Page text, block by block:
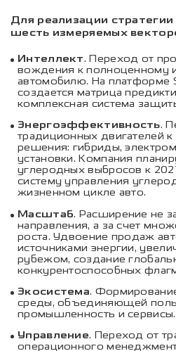
Для реализации
шесть измеряемых
Интеллект. Переход от
вождения к полноценному
автомобилю. На платформе
создается матрица
комплексная система
Энергоэффективность.
традиционных двигателей
решения: гибриды,
установки. Компания
углеродных выбросов к
систему управления
жизненном цикле авто.
Масштаб. Расширение не
направления, а за счет
роста. Удвоение продаж
источниками энергии,
рубежом, создание
конкурентоспособных
Экосистема.
среды, объединяющей
промышленность и сервисы.
Управление. Переход от
операционного